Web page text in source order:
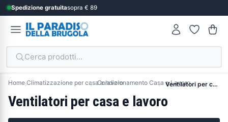
Spedizione gratuitasopra € 89
Cerca prodotti...
Home Climatizzazione per casa e lavoroCondizionamento Casa e Lavoro Ventilatori per casa e lavoro
Ventilatori per casa e lavoro